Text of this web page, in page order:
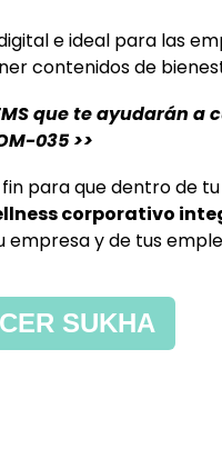
e ideal para las
contenidos de
que te ayudarán
035 >>
para que dentro de
corporativo
y de tus
SUKHA